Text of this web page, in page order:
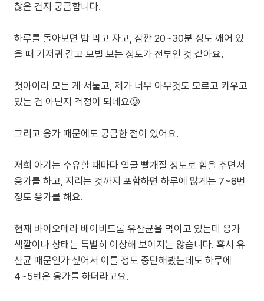
찮은 건지 궁금합니다.
하루를 돌아보면 밥 먹고 자고, 잠깐 20~30분 정도 깨어 있
을 때 기저귀 갈고 모빌 보는 정도가 전부인 것 같아요.
첫아이라 모든 게 서툴고, 제가 너무 아무것도 모르고 키우고
있는 건 아닌지 걱정이 되네요🥲
그리고 응가 때문에도 궁금한 점이 있어요.
저희 아기는 수유할 때마다 얼굴 빨개질 정도로 힘을 주면서
응가를 하고, 지리는 것까지 포함하면 하루에 많게는 7~8번
정도 응가를 해요.
현재 바이오메라 베이비드롭 유산균을 먹이고 있는데 응가
색깔이나 상태는 특별히 이상해 보이지는 않습니다. 혹시 유
산균 때문인가 싶어서 이틀 정도 중단해봤는데도 하루에
4~5번은 응가를 하더라고요.